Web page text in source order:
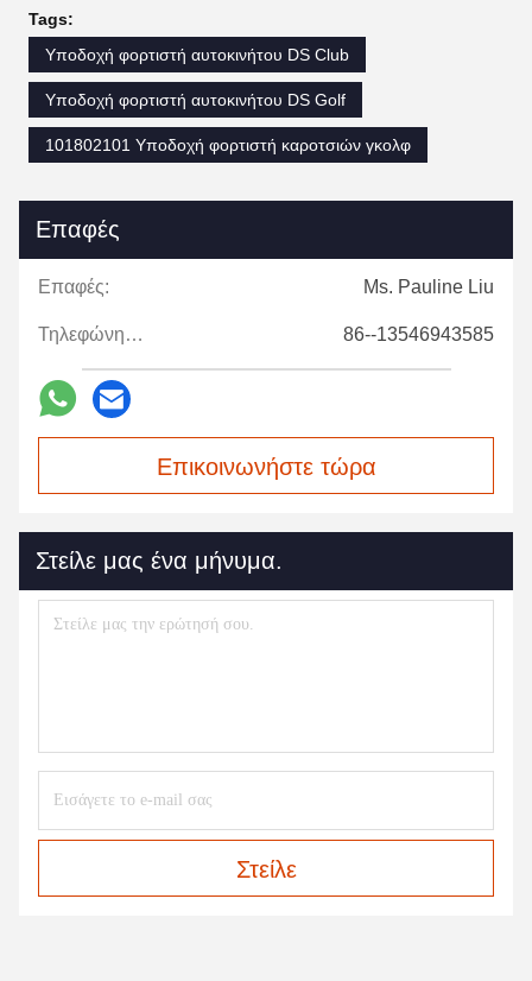
Tags:
Υποδοχή φορτιστή αυτοκινήτου DS Club
Υποδοχή φορτιστή αυτοκινήτου DS Golf
101802101 Υποδοχή φορτιστή καροτσιών γκολφ
Επαφές
Επαφές: Ms. Pauline Liu
Τηλεφώνημα: 86--13546943585
Επικοινωνήστε τώρα
Στείλε μας ένα μήνυμα.
Στείλε